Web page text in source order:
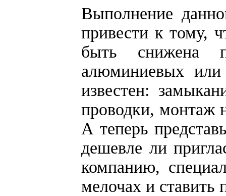
Выполнение
привести к тому,
быть снижена
алюминиевых или
известен:
проводки, монтаж
А теперь
дешевле ли
компанию,
мелочах и ставить